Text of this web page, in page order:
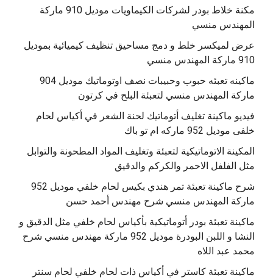
مكنة خلاط بودر لشركات الكيماويات موديل 910 ماركة
المهندس منسي
عرض لميكسر خلط و دمج مساحيق تنظيف كيميائية بموديل
910 ماركة المهندس منسي
‫ماكينه تعبئه حبوب وحبيبات نصف اوتوماتيك موديل 904
‫فيديو ماكينة تغليف أتوماتيك لحنة الشعر في أكياس لحام
خلفى موديل 952 ماركه ام تو باك
المكينة الاتوماتيكية لتعبئة وتغليف المواد المطحونة والتوابل
مثل الفلفل الاحمر والكركم والدقيق
‫شرح ماكينة تعبئة تمر هندي بكيس لحام خلفي موديل 952
ماكينة تعبئة بودر أتوماتيكية بأكياس لحام خلفي مثل الدقيق و
النشا و اللبن البودرة موديل 952 ماركة مهندس منسي شرح
محمد عبد اللاه
‫ماكينة تعبئة كاستر في أكياس ذات لحام خلفي لحام سنتر